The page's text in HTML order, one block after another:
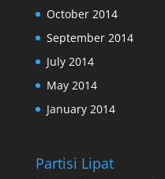
October 2014
September 2014
July 2014
May 2014
January 2014
Partisi Lipat